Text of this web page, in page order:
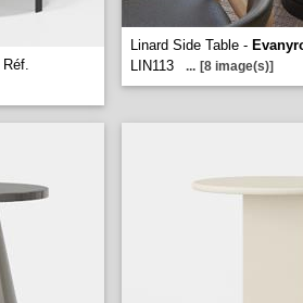
Réf.
Linard Side Table -
LIN113
... [8 image(s)]